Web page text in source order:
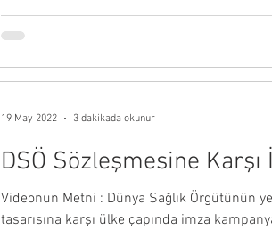
DSÖ Sözleşmesine Karşı
Videonun Metni : Dünya Sağlık Örgütünün
tasarısına karşı ülke çapında imza
19 May 2022 3 dakikada okunur